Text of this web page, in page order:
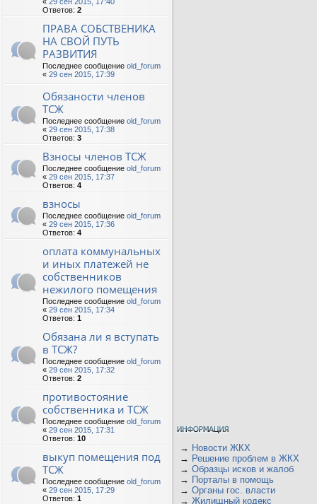
Ответов: 2
ПРАВА СОБСТВЕНИКА
НА СВОЙ ПУТЬ
РАЗВИТИЯ
Последнее сообщение old_forum
« 29 сен 2015, 17:39
Обязаности членов
ТСЖ
Последнее сообщение old_forum
« 29 сен 2015, 17:38
Ответов: 3
Взносы членов ТСЖ
Последнее сообщение old_forum
« 29 сен 2015, 17:37
Ответов: 4
взносы
Последнее сообщение old_forum
« 29 сен 2015, 17:36
Ответов: 4
оплата коммунальных
и иных платежей не
собственников
нежилого помещения
Последнее сообщение old_forum
« 29 сен 2015, 17:34
Ответов: 1
Обязана ли я вступать
в ТСЖ?
Последнее сообщение old_forum
« 29 сен 2015, 17:32
Ответов: 2
противостояние
собственника и ТСЖ
Последнее сообщение old_forum
« 29 сен 2015, 17:31
Ответов: 10
выкуп помещения под
ТСЖ
Последнее сообщение old_forum
« 29 сен 2015, 17:29
Ответов: 1
→ Новости ЖКХ
→ Решение проблем в ЖКХ
→ Образцы исков и жалоб
→ Порталы в помощь
→ Органы гос. власти
→ Жилищный кодекс